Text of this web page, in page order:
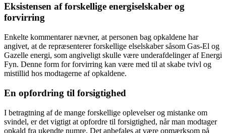
Eksistensen af forskellige energiselskaber og
forvirring
Enkelte kommentarer nævner, at personen bag opkaldene har
angivet, at de repræsenterer forskellige elselskaber såsom Gas-El og
Gazelle energi, som angiveligt skulle være underafdelinger af Energi
Fyn. Denne form for forvirring kan være med til at skabe tvivl og
mistillid hos modtagerne af opkaldene.
En opfordring til forsigtighed
I betragtning af de mange forskellige oplevelser og mistanke om
svindel, er det vigtigt at opfordre til forsigtighed, når man modtager
opkald fra ukendte numre. Det anbefales at være opmærksom på